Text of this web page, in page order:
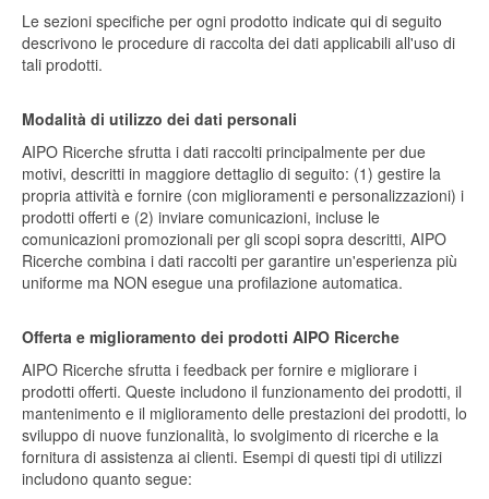
Le sezioni specifiche per ogni prodotto indicate qui di seguito
descrivono le procedure di raccolta dei dati applicabili all'uso di
tali prodotti.
Modalità di utilizzo dei dati personali
AIPO Ricerche sfrutta i dati raccolti principalmente per due
motivi, descritti in maggiore dettaglio di seguito: (1) gestire la
propria attività e fornire (con miglioramenti e personalizzazioni) i
prodotti offerti e (2) inviare comunicazioni, incluse le
comunicazioni promozionali per gli scopi sopra descritti, AIPO
Ricerche combina i dati raccolti per garantire un'esperienza più
uniforme ma NON esegue una profilazione automatica.
Offerta e miglioramento dei prodotti AIPO Ricerche
AIPO Ricerche sfrutta i feedback per fornire e migliorare i
prodotti offerti. Queste includono il funzionamento dei prodotti, il
mantenimento e il miglioramento delle prestazioni dei prodotti, lo
sviluppo di nuove funzionalità, lo svolgimento di ricerche e la
fornitura di assistenza ai clienti. Esempi di questi tipi di utilizzi
includono quanto segue: